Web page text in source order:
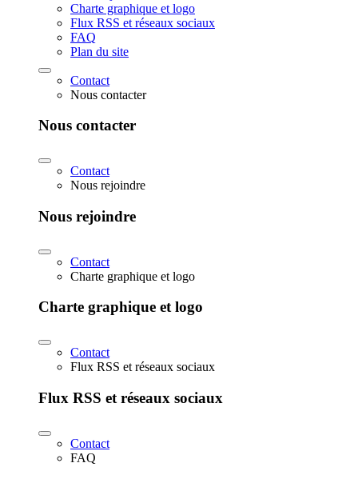
Charte graphique et logo
Flux RSS et réseaux sociaux
FAQ
Plan du site
Contact
Nous contacter
Nous contacter
Contact
Nous rejoindre
Nous rejoindre
Contact
Charte graphique et logo
Charte graphique et logo
Contact
Flux RSS et réseaux sociaux
Flux RSS et réseaux sociaux
Contact
FAQ